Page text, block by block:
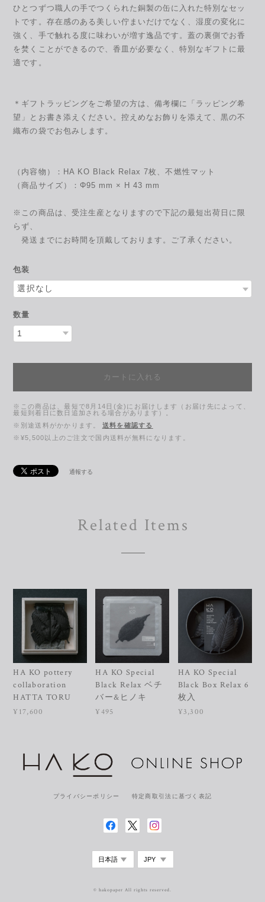
ひとつずつ職人の手でつくられた銅製の缶に入れた特別なセッ
トです。存在感のある美しい佇まいだけでなく、湿度の変化に
強く、手で触れる度に味わいが増す逸品です。蓋の裏側でお香
を焚くことができるので、香皿が必要なく、特別なギフトに最
適です。
＊ギフトラッピングをご希望の方は、備考欄に「ラッピング希
望」とお書き添えください。控えめなお飾りを添えて、黒の不
織布の袋でお包みします。
（内容物）：HA KO Black Relax 7枚、不燃性マット
（商品サイズ）：Φ95 mm × H 43 mm
※この商品は、受注生産となりますので下記の最短出荷日に限
らず、
発送までにお時間を頂戴しております。ご了承ください。
包装
数量
カートに入れる
※この商品は、最短で8月14日(金)にお届けします（お届け先によって、
最短到着日に数日追加される場合があります）。
※別途送料がかかります。
送料を確認する
※¥5,500以上のご注文で国内送料が無料になります。
通報する
Related Items
HA KO pottery
collaboration
HATTA TORU
¥17,600
HA KO Special
Black Relax ベチ
バー&ヒノキ
¥495
HA KO Special
Black Box Relax 6
枚入
¥3,300
プライバシーポリシー 特定商取引法に基づく表記
© hakopaper All rights reserved.